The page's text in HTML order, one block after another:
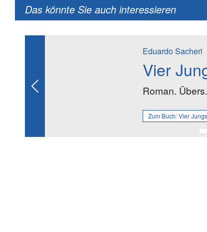
Das könnte Sie auch interessieren
Eduardo Sacheri
Vier
Roman.
Zum Buch:Vier
Previous